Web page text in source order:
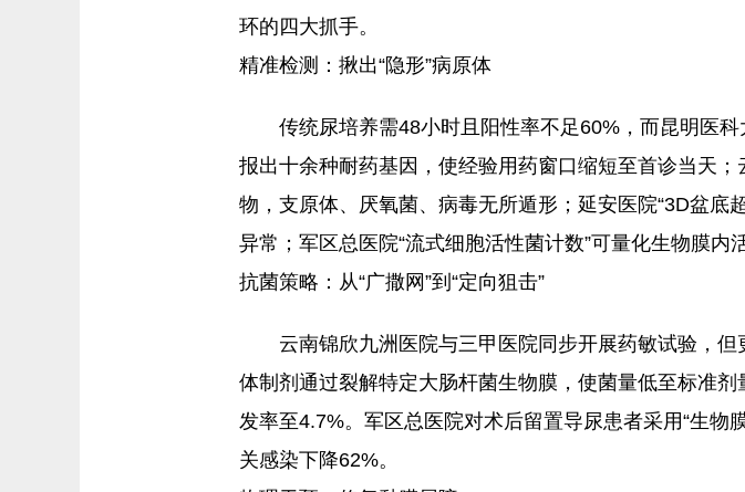
环的四大抓手。
精准检测：揪出“隐形”病原体
传统尿培养需48小时且阳性率不足60%，而昆明医
报出十余种耐药基因，使经验用药窗口缩短至首诊当天
物，支原体、厌氧菌、病毒无所遁形；延安医院“3D盆底
异常；军区总医院“流式细胞活性菌计数”可量化生物膜内
抗菌策略：从“广撒网”到“定向狙击”
云南锦欣九洲医院与三甲医院同步开展药敏试验，
体制剂通过裂解特定大肠杆菌生物膜，使菌量低至标准
发率至4.7%。军区总医院对术后留置导尿患者采用“生
关感染下降62%。